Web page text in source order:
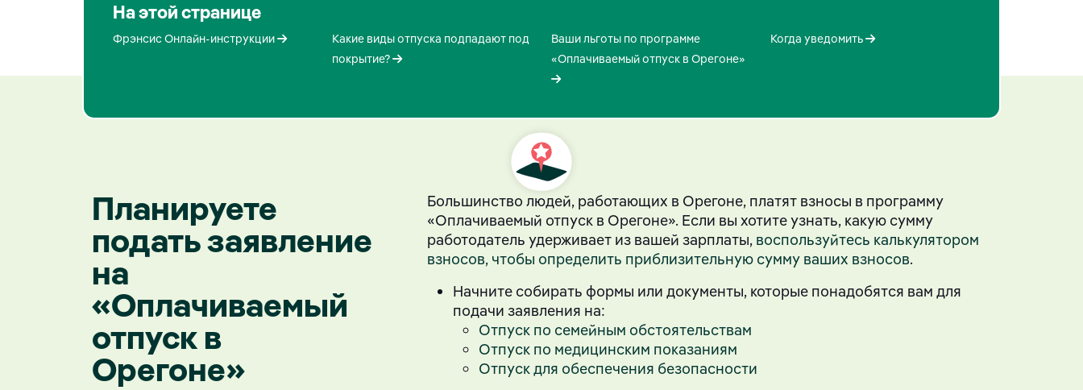
На этой странице
Фрэнсис Онлайн-инструкции
Какие виды отпуска подпадают под
покрытие?
Ваши льготы по программе
«Оплачиваемый отпуск в Орегоне»
Когда уведомить
Планируете
подать заявление
на
«Оплачиваемый
отпуск в
Орегоне»
Большинство людей, работающих в Орегоне, платят взносы в программу
«Оплачиваемый отпуск в Орегоне». Если вы хотите узнать, какую сумму
работодатель удерживает из вашей зарплаты, воспользуйтесь калькулятором
взносов, чтобы определить приблизительную сумму ваших взносов.
Начните собирать формы или документы, которые понадобятся вам для
подачи заявления на:
Отпуск по семейным обстоятельствам
Отпуск по медицинским показаниям
Отпуск для обеспечения безопасности